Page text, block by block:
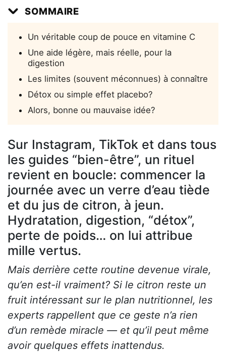
SOMMAIRE
Un véritable coup de pouce en vitamine C
Une aide légère, mais réelle, pour la
digestion
Les limites (souvent méconnues) à connaître
Détox ou simple effet placebo?
Alors, bonne ou mauvaise idée?
Sur Instagram, TikTok et dans tous
les guides “bien-être”, un rituel
revient en boucle: commencer la
journée avec un verre d’eau tiède
et du jus de citron, à jeun.
Hydratation, digestion, “détox”,
perte de poids… on lui attribue
mille vertus.
Mais derrière cette routine devenue virale,
qu’en est-il vraiment? Si le citron reste un
fruit intéressant sur le plan nutritionnel, les
experts rappellent que ce geste n’a rien
d’un remède miracle — et qu’il peut même
avoir quelques effets inattendus.